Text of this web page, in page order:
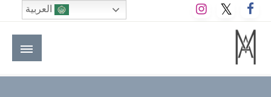
التخطي
إلى
المحتوى
M A hotels | إم ايه هوتيلز
الموقع الأول للعاملين في الفنادق في العالم العربي
العربية